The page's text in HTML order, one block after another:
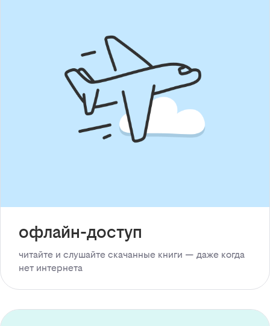
офлайн-доступ
читайте и слушайте скачанные книги — даже когда
нет интернета